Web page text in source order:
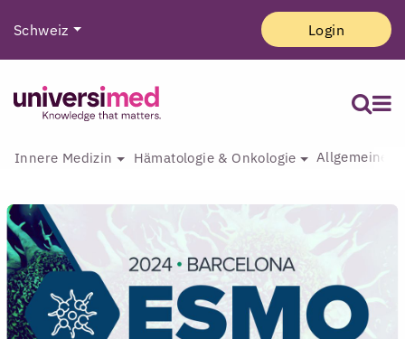
Schweiz Login
Innere Medizin Hämatologie & Onkologie Allgemeine